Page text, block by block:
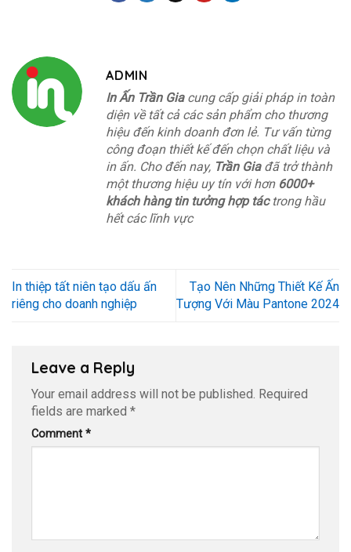
ADMIN
In Ấn Trần Giacung cấp giải pháp in toàn
diện về tất cả các sản phẩm cho thương
hiệu đến kinh doanh đơn lẻ. Tư vấn từng
công đoạn thiết kế đến chọn chất liệu và
in ấn. Cho đến nay, Trần Giađã trở thành
một thương hiệu uy tín với hơn 6000+
khách hàng tin tưởng hợp táctrong hầu
hết các lĩnh vực
In thiệp tất niên tạo dấu ấn
riêng cho doanh nghiệp
Tạo Nên Những Thiết Kế Ấn
Tượng Với Màu Pantone 2024
Leave a Reply
Your email address will not be published. Required
fields are marked *
Comment *